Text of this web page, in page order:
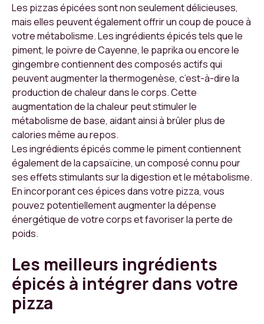
Les pizzas épicées sont non seulement délicieuses,
mais elles peuvent également offrir un coup de pouce à
votre métabolisme. Les ingrédients épicés tels que le
piment, le poivre de Cayenne, le paprika ou encore le
gingembre contiennent des composés actifs qui
peuvent augmenter la thermogenèse, c’est-à-dire la
production de chaleur dans le corps. Cette
augmentation de la chaleur peut stimuler le
métabolisme de base, aidant ainsi à brûler plus de
calories même au repos.
Les ingrédients épicés comme le piment contiennent
également de la capsaïcine, un composé connu pour
ses effets stimulants sur la digestion et le métabolisme.
En incorporant ces épices dans votre pizza, vous
pouvez potentiellement augmenter la dépense
énergétique de votre corps et favoriser la perte de
poids.
Les meilleurs ingrédients
épicés à intégrer dans votre
pizza